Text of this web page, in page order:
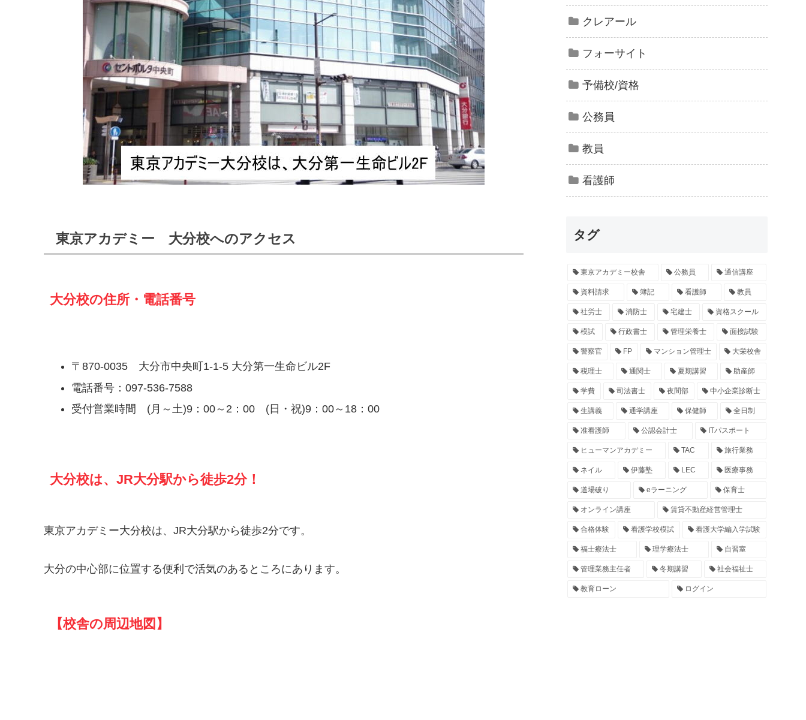
東京アカデミー 大分校へのアクセス
大分校の住所・電話番号
〒870-0035 大分市中央町1-1-5 大分第一生命ビル2F
電話番号：097-536-7588
受付営業時間 (月～土)9：00～2：00 (日・祝)9：00～18：00
大分校は、JR大分駅から徒歩2分！
東京アカデミー大分校は、JR大分駅から徒歩2分です。
大分の中心部に位置する便利で活気のあるところにあります。
【校舎の周辺地図】
クレアール
フォーサイト
予備校/資格
公務員
教員
看護師
タグ
東京アカデミー校舎 公務員 通信講座
資料請求 簿記 看護師 教員
社労士 消防士 宅建士 資格スクール
模試 行政書士 管理栄養士 面接試験
警察官 FP マンション管理士 大栄校舎
税理士 通関士 夏期講習 助産師
学費 司法書士 夜間部 中小企業診断士
生講義 通学講座 保健師 全日制
准看護師 公認会計士 ITパスポート
ヒューマンアカデミー TAC 旅行業務
ネイル 伊藤塾 LEC 医療事務
道場破り eラーニング 保育士
オンライン講座 賃貸不動産経営管理士
合格体験 看護学校模試 看護大学編入学試験
福士療法士 理学療法士 自習室
管理業務主任者 冬期講習 社会福祉士
教育ローン ログイン